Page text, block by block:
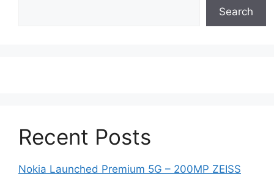
Search
Recent Posts
Nokia Launched Premium 5G – 200MP ZEISS